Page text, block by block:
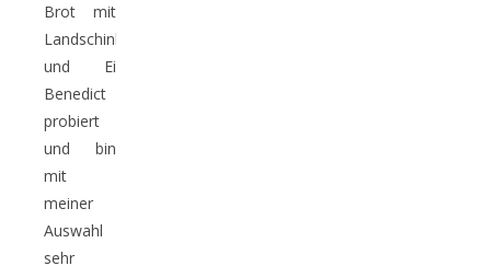
Brot mit
Landschinken
und Ei
Benedict
probiert
und bin
mit
meiner
Auswahl
sehr